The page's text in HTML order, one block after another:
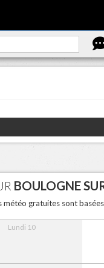
BOULOGNE
météo gratuites sont
Lundi 10